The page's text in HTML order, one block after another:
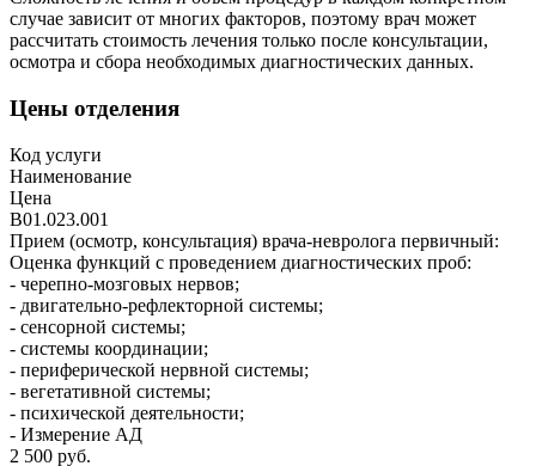
случае зависит от многих факторов, поэтому врач может
рассчитать стоимость лечения только после консультации,
осмотра и сбора необходимых диагностических данных.
Цены отделения
Код услуги
Наименование
Цена
В01.023.001
Прием (осмотр, консультация) врача-невролога первичный:
Оценка функций с проведением диагностических проб:
- черепно-мозговых нервов;
- двигательно-рефлекторной системы;
- сенсорной системы;
- системы координации;
- периферической нервной системы;
- вегетативной системы;
- психической деятельности;
- Измерение АД
2 500 руб.